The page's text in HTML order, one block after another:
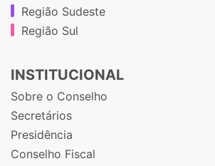
Região Sudeste
Região Sul
INSTITUCIONAL
Sobre o Conselho
Secretários
Presidência
Conselho Fiscal